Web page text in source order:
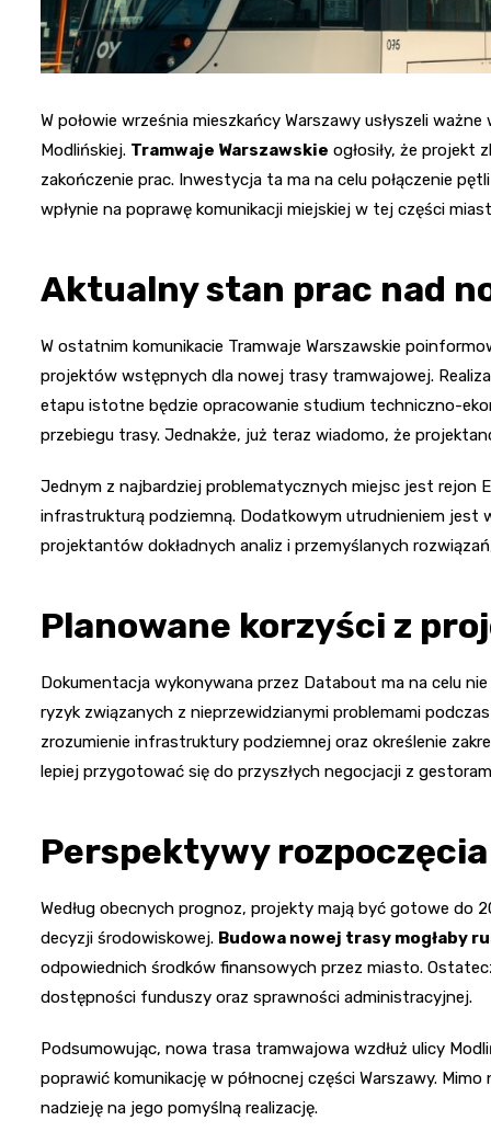
W połowie września mieszkańcy Warszawy usłyszeli
Modlińskiej. Tramwaje Warszawskie ogłosiły, że projekt
zakończenie prac. Inwestycja ta ma na celu połączenie
wpłynie na poprawę komunikacji miejskiej w tej części
Aktualny stan prac nad
W ostatnim komunikacie Tramwaje Warszawskie
projektów wstępnych dla nowej trasy tramwajowej.
etapu istotne będzie opracowanie studium techniczno-
przebiegu trasy. Jednakże, już teraz wiadomo, że
Jednym z najbardziej problematycznych miejsc jest rejon
infrastrukturą podziemną. Dodatkowym utrudnieniem jest
projektantów dokładnych analiz i przemyślanych
Planowane korzyści z
Dokumentacja wykonywana przez Databout ma na celu
ryzyk związanych z nieprzewidzianymi problemami
zrozumienie infrastruktury podziemnej oraz określenie
lepiej przygotować się do przyszłych negocjacji z
Perspektywy
Według obecnych prognoz, projekty mają być gotowe do
decyzji środowiskowej. Budowa nowej trasy mogłaby
odpowiednich środków finansowych przez miasto.
dostępności funduszy oraz sprawności administracyjnej.
Podsumowując, nowa trasa tramwajowa wzdłuż ulicy
poprawić komunikację w północnej części Warszawy.
nadzieję na jego pomyślną realizację.